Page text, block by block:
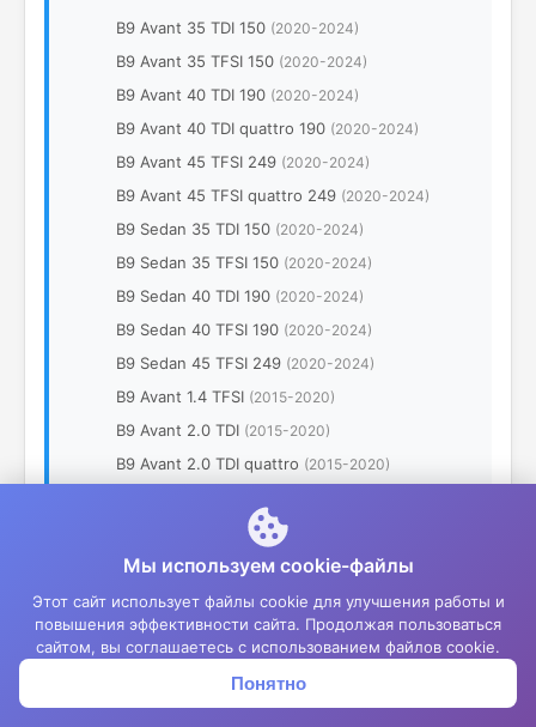
Войти
B9 Avant 35 TDI 150 (2020-2024)
B9 Avant 35 TFSI 150 (2020-2024)
B9 Avant 40 TDI 190 (2020-2024)
B9 Avant 40 TDI quattro 190 (2020-2024)
B9 Avant 45 TFSI 249 (2020-2024)
B9 Avant 45 TFSI quattro 249 (2020-2024)
B9 Sedan 35 TDI 150 (2020-2024)
B9 Sedan 35 TFSI 150 (2020-2024)
B9 Sedan 40 TDI 190 (2020-2024)
B9 Sedan 40 TFSI 190 (2020-2024)
B9 Sedan 45 TFSI 249 (2020-2024)
B9 Avant 1.4 TFSI (2015-2020)
B9 Avant 2.0 TDI (2015-2020)
B9 Avant 2.0 TDI quattro (2015-2020)
B9 Avant 2.0 TFSI quattro
B9 Sedan 1.4 TFSI(2015-2020)
B9 Sedan 2.0 TDI(2015-2020)
B9 Sedan 2.0 TDI quattro (2015-2020)
B9 Sedan 2.0 TFSI
Мы используем cookie-файлы
Этот сайт использует файлы cookie для улучшения работы и
повышения эффективности сайта. Продолжая пользоваться
сайтом, вы соглашаетесь с использованием файлов cookie.
Понятно